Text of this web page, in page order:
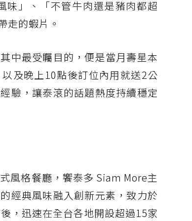
味」、「不管牛肉還是豬肉都超
走的蝦片。
中最受矚目的，便是當月壽星本
及晚上10點後訂位內用就送2公
驗，讓泰滾的話題熱度持續穩定
風格餐廳，饗泰多 Siam More主
經典風味融入創新元素，致力於
，迅速在全台各地開設超過15家